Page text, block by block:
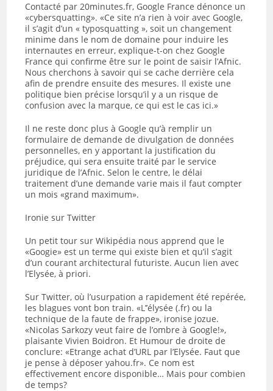
Contacté par 20minutes.fr, Google France dénonce un
«cybersquatting». «Ce site n’a rien à voir avec Google,
il s’agit d’un « typosquatting », soit un changement
minime dans le nom de domaine pour induire les
internautes en erreur, explique-t-on chez Google
France qui confirme être sur le point de saisir l’Afnic.
Nous cherchons à savoir qui se cache derrière cela
afin de prendre ensuite des mesures. Il existe une
politique bien précise lorsqu’il y a un risque de
confusion avec la marque, ce qui est le cas ici.»
Il ne reste donc plus à Google qu’à remplir un
formulaire de demande de divulgation de données
personnelles, en y apportant la justification du
préjudice, qui sera ensuite traité par le service
juridique de l’Afnic. Selon le centre, le délai
traitement d’une demande varie mais il faut compter
un mois «grand maximum».
Ironie sur Twitter
Un petit tour sur Wikipédia nous apprend que le
«Googie» est un terme qui existe bien et qu’il s’agit
d’un courant architectural futuriste. Aucun lien avec
l’Elysée, à priori.
Sur Twitter, où l’usurpation a rapidement été repérée,
les blagues vont bon train. «L’’élysée (.fr) ou la
technique de la faute de frappe», ironise jozue.
«Nicolas Sarkozy veut faire de l’ombre à Google!»,
plaisante Vivien Boidron. Et Humour de droite de
conclure: «Etrange achat d’URL par l’Elysée. Faut que
je pense à déposer yahou.fr». Ce nom est
effectivement encore disponible… Mais pour combien
de temps?